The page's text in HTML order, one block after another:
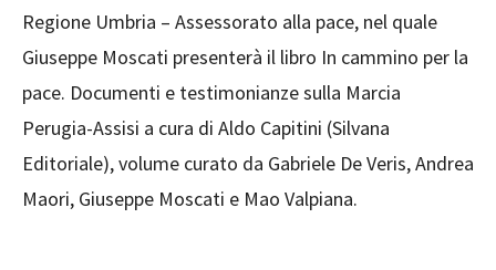
Regione Umbria – Assessorato alla pace, nel quale
Giuseppe Moscati presenterà il libro In cammino per la
pace. Documenti e testimonianze sulla Marcia
Perugia-Assisi a cura di Aldo Capitini (Silvana
Editoriale), volume curato da Gabriele De Veris, Andrea
Maori, Giuseppe Moscati e Mao Valpiana.